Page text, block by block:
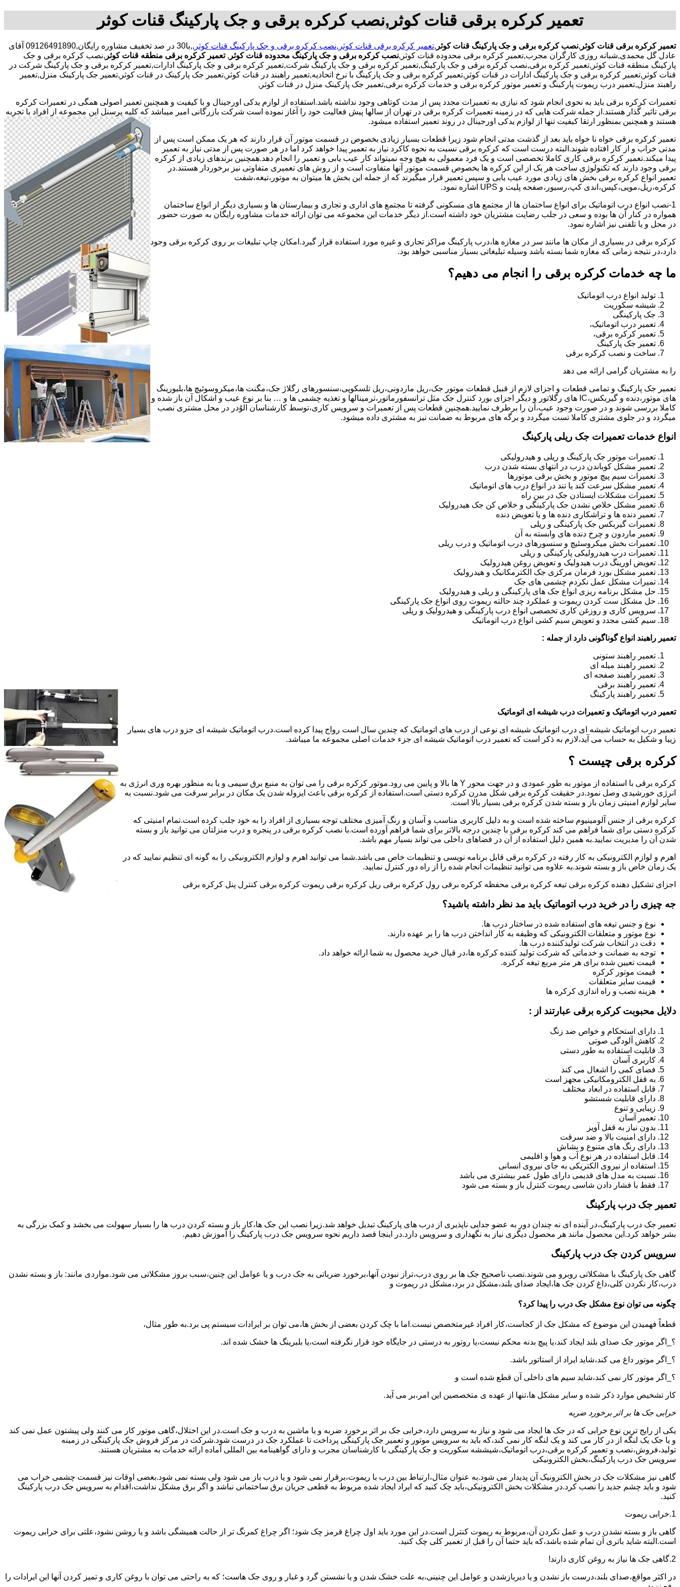
تعمیر کرکره برقی قنات کوثر,نصب کرکره برقی و جک پارکینگ قنات کوثر
تعمیر کرکره برقی قنات کوثر ,نصب کرکره برقی و جک پارکینگ قنات کوثر ,تعمیر کرکره برقی قنات کوثر ,نصب کرکره برقی و جک پارکینگ قنات کوثر
,,با30 در صد تخفیف مشاوره رایگان,09126491890 آقای
عادل گل محمدی,شبانه روزی کارگران مجرب,تعمیر کرکره برقی محدوده قنات کوثر,نصب کرکره برقی و جک پارکینگ محدوده قنات کوثر , تعمیر کرکره برقی منطقه قنات کوثر ,نصب کرکره برقی و جک
پارکینگ منطقه قنات کوثر,تعمیر کرکره برقی,نصب کرکره برقی و جک پارکینگ,تعمیر کرکره برقی و جک پارکینگ شرکت,تعمیر کرکره برقی و جک پارکینگ ادارات,تعمیر کرکره برقی و جک پارکینگ شرکت در
قنات کوثر,تعمیر کرکره برقی و جک پارکینگ ادارات در قنات کوثر,تعمیر کرکره برقی و جک پارکینگ با نرخ اتحادیه,تعمیر راهبند در قنات کوثر,تعمیر جک پارکینک در قنات کوثر,تعمیر جک پارکینک منزل,تعمیر
راهبند منزل,تعمیر درب ریموت پارکینگ و تعمیر موتور کرکره برقی و خدمات کرکره برقی,تعمیر جک پارکینک منزل در قنات کوثر,
تعمیرات کرکره برقی باید به نحوی انجام شود که نیازی به تعمیرات مجدد پس از مدت کوتاهی وجود نداشته باشد.استفاده از لوازم یدکی اورجینال و با کیفیت و همچنین تعمیر اصولی همگی در تعمیرات کرکره
برقی تاثیر گذار هستند.از جمله شرکت هایی که در زمینه تعمیرات کرکره برقی در تهران از سالها پیش فعالیت خود را آغاز نموده است شرکت بازرگانی امیر میباشد که کلیه پرسنل این مجموعه از افراد با تجربه
هستند و همچنین بمنظور ارتقا کیفیت تنها از لوازم یدکی اورجینال در روند تعمیر استفاده میشود.
تعمیر کرکره برقی خواه نا خواه باید بعد از گذشت مدتی انجام شود زیرا قطعات بسیار زیادی بخصوص در قسمت موتور آن قرار دارند که هر یک ممکن است پس از
مدتی خراب و از کار افتاده شوند.البته درست است که کرکره برقی نسبت به نحوه کاکرد نیاز به تعمیر پیدا خواهد کرد اما در هر صورت پس از مدتی نیاز به تعمیر
پیدا میکند.تعمیر کرکره برقی کاری کاملا تخصصی است و یک فرد معمولی به هیچ وجه نمیتواند کار عیب یابی و تعمیر را انجام دهد.همچنین برندهای زیادی از کرکره
برقی وجود دارند که تکنولوژی ساخت هر یک از این کرکره ها بخصوص قسمت موتور آنها متفاوت است و از روش های تعمیری متفاوتی نیز برخوردار هستند.در
تعمیر انواع کرکره برقی بخش های زیادی مورد عیب یابی و سپس تعمیر قرار میگیرند که از جمله این بخش ها میتوان به موتور،تیغه،شفت
کرکره،ریل،مویی،کپس،اندی کپ،رسیور،صفحه پلیت و UPS اشاره نمود.
1-نصب انواع درب اتوماتیک برای انواع ساختمان ها از مجتمع های مسکونی گرفته تا مجتمع های اداری و تجاری و بیمارستان ها و بسیاری دیگر از انواع ساختمان
همواره در کنار آن ها بوده و سعی در جلب رضایت مشتریان خود داشته است.از دیگر خدمات این مجموعه می توان ارائه خدمات مشاوره رایگان به صورت حضور
در محل و یا تلفنی نیز اشاره نمود.
کرکره برقی در بسیاری از مکان ها مانند سر در مغازه ها،درب پارکینگ مراکز تجاری و غیره مورد استفاده قرار گیرد.امکان چاپ تبلیغات بر روی کرکره برقی وجود
دارد،در نتیجه زمانی که مغازه شما بسته باشد وسیله تبلیغاتی بسیار مناسبی خواهد بود.
ما چه خدمات کرکره برقی را انجام می دهیم؟
تولید انواع درب اتوماتیک
شیشه سکوریت
جک پارکینگی
تعمیر درب اتوماتیک،
تعمیر کرکره برقی،
تعمیر جک پارکینگ
ساخت و نصب کرکره برقی
را به مشتریان گرامی ارائه می دهد
تعمیر جک پارکینگ و تمامی قطعات و اجزای لازم از قبیل قطعات موتور جک،ریل ماردونی،ریل تلسکوپی،سنسورهای رگلاژ جک،مگنت ها،میکروسوئیچ ها،بلبورینگ
های موتور،دنده و گیربکس،IC های رگلاتور و دیگر اجزای بورد کنترل جک مثل ترانسفورماتور،ترمینالها و تغذیه چشمی ها و … بنا بر نوع عیب و اشکال آن باز شده و
کاملا بررسی شوند و در صورت وجود عیب،آن را برطرف نمایید.همچنین قطعات پس از تعمیرات و سرویس کاری،توسط کارشناسان الوُدر در محل مشتری نصب
میگردد و در جلوی مشتری کاملا تست میگردد و برگه های مربوط به ضمانت نیز به مشتری داده میشود.
انواع خدمات تعمیرات جک ریلی پارکینگ
تعمیرات موتور جک پارکینگ و ریلی و هیدرولیکی
تعمیر مشکل کوباندن درب در انتهای بسته شدن درب
تعمیرات سیم پیچ موتور و بخش برقی موتورها
تعمیر مشکل سرعت کند یا تند در انواع درب های اتوماتیک
تعمیرات مشکلات ایستادن جک در بین راه
تعمیر مشکل خلاص نشدن جک پارکینگی و خلاص کن جک هیدرولیک
تعمیر دنده ها و تراشکاری دنده ها و یا تعویض دنده
تعمیرات گیربکس جک پارکینگی و ریلی
تعمیر ماردون و چرخ دنده های وابسته به آن
تعمیرات بخش میکروسئیچ و سنسورهای درب اتوماتیک و درب ریلی
تعمیرات درب هیدرولیکی پارکینگی و ریلی
تعویض اورینگ درب هیدولیک و تعویض روغن هیدرولیک
تعمیر مشکل بورد فرمان مرکزی جک الکترمکانیک و هیدرولیک
تمیرات مشکل عمل نکردم چشمی های جک
حل مشکل برنامه ریزی انواع جک های پارکینگی و ریلی و هیدرولیک
حل مشکل ست کردن ریموت و عملکرد چند حالته ریموت روی انواع جک پارکینگی
سرویس کاری و روزغن کاری تخصصی انواع درب پارکینگی و هیدرولیک و ریلی
سیم کشی مجدد و تعویض سیم کشی انواع درب اتوماتیک
تعمیر راهبند انواع گوناگونی دارد از جمله :
تعمیر راهبند ستونی
تعمیر راهبند میله ای
تعمیر راهبند صفحه ای
تعمیر راهبند برقی
تعمیر راهبند پارکینگ
تعمیر درب اتوماتیک و تعمیرات درب شیشه ای اتوماتیک
تعمیر درب اتوماتیک شیشه ای درب اتوماتیک شیشه ای نوعی از درب های اتوماتیک که چندین سال است رواج پیدا کرده است.درب اتوماتیک شیشه ای جزو درب های بسیار
زیبا و شکیل به حساب می آید،لازم به ذکر است که تعمیر درب اتوماتیک شیشه ای جزء خدمات اصلی مجموعه ما میباشد.
کرکره برقی چیست ؟
کرکره برقی با استفاده از موتور به طور عمودی و در جهت محور Y ها بالا و پایین می رود.موتور کرکره برقی را می توان به منبع برق سیمی و یا به منظور بهره وری انرژی به
انرژی خورشیدی وصل نمود.در حقیقت کرکره برقی شکل مدرن کرکره دستی است.استفاده از کرکره برقی باعث ایزوله شدن یک مکان در برابر سرقت می شود.نسبت به
سایر لوازم امنیتی زمان باز و بسته شدن کرکره برقی بسیار بالا است.
کرکره برقی از جنس آلومینیوم ساخته شده است و به دلیل کاربری مناسب و آسان و رنگ آمیزی مختلف توجه بسیاری از افراد را به خود جلب کرده است.تمام امنیتی که
کرکره دستی برای شما فراهم می کند کرکره برقی با چندین درجه بالاتر برای شما فراهم آورده است.با نصب کرکره برقی در پنجره و درب منزلتان می توانید باز و بسته
شدن آن را مدیریت نمایید.به همین دلیل استفاده از آن در فضاهای داخلی می تواند بسیار مهم باشد.
اهرم و لوازم الکترونیکی به کار رفته در کرکره برقی قابل برنامه نویسی و تنظیمات خاص می باشد.شما می توانید اهرم و لوازم الکترونیکی را به گونه ای تنظیم نمایید که در
یک زمان خاص باز و بسته شوند.به علاوه می توانید تنظیمات انجام شده را از راه دور کنترل نمایید.
اجزای تشکیل دهنده کرکره برقی تیغه کرکره برقی محفظه کرکره برقی رول کرکره برقی ریل کرکره برقی ریموت کرکره برقی کنترل پنل کرکره برقی
جه چیزی را در خرید درب اتوماتیک باید مد نظر داشته باشید؟
نوع و جنس تیغه های استفاده شده در ساختار درب ها.
نوع موتور و متعلقات الکترونیکی که وظیفه به کار انداختن درب ها را بر عهده دارند.
دقت در انتخاب شرکت تولیدکننده درب ها.
توجه به ضمانت و خدماتی که شرکت تولید کننده کرکره ها،در قبال خرید محصول به شما ارائه خواهد داد.
قیمت تعیین شده برای هر متر مربع تیغه کرکره.
قیمت موتور کرکره
قیمت سایر متعلقات
هزینه نصب و راه اندازی کرکره ها
دلایل محبوبت کرکره برقی عبارتند از :
دارای استحکام و خواص ضد زنگ
کاهش آلودگی صوتی
قابلیت استفاده به طور دستی
کاربری آسان
فضای کمی را اشغال می کند
به قفل الکترومکانیکی مجهز است
قابل استفاده در ابعاد مختلف
دارای قابلیت شستشو
زیبایی و تنوع
تعمیر آسان
بدون نیاز به قفل آویز
دارای امنیت بالا و ضد سرقت
دارای رنگ های متنوع و بشاش
قابل استفاده در هر نوع آب و هوا و اقلیمی
استفاده از نیروی الکتریکی به جای نیروی انسانی
نسبت به مدل های قدیمی دارای طول عمر بیشتری می باشد
فقط با فشار دادن شاسی ریموت کنترل باز و بسته می شود
تعمیر جک درب پارکینگ
تعمیر جک درب پارکینگ،در آینده ای نه چندان دور به عضو جدایی ناپذیری از درب های پارکینگ تبدیل خواهد شد.زیرا نصب این جک ها،کار باز و بسته کردن درب ها را بسیار سهولت می بخشد و کمک بزرگی به
بشر خواهد کرد.این محصول مانند هر محصول دیگری نیاز به نگهداری و سرویس دارد.در اینجا قصد داریم نحوه سرویس جک درب پارکینگ را آموزش دهیم.
سرویس کردن جک درب پارکینگ
گاهی جک پارکینگ با مشکلاتی روبرو می شوند.نصب ناصحیح جک ها بر روی درب،تراز نبودن آنها،برخورد ضرباتی به جک درب و یا عوامل این چنین،سبب بروز مشکلاتی می شود.مواردی مانند: باز و بسته نشدن
درب،کار نکردن کلی،داغ کردن جک ها،ایجاد صدای بلند،مشکل در برد،مشکل در ریموت و
چگونه می توان نوع مشکل جک درب را پیدا کرد؟
قطعاً فهمیدن این موضوع که مشکل جک از کجاست،کار افراد غیرمتخصص نیست.اما با چک کردن بعضی از بخش ها،می توان بر ایرادات سیستم پی برد.به طور مثال،
؟_اگر موتور جک صدای بلند ایجاد کند،یا پیچ بدنه محکم نیست،یا روتور به درستی در جایگاه خود قرار نگرفته است،یا بلبرینگ ها خشک شده اند.
؟_اگر موتور داغ می کند،شاید ایراد از استاتور باشد.
؟_اگر موتور کار نمی کند،شاید سیم های داخلی آن قطع شده است و
کار تشخیص موارد ذکر شده و سایر مشکل ها،تنها از عهده ی متخصصین این امر،بر می آید.
خرابی جک ها بر اثر برخورد ضربه
یکی از رایج ترین نوع خرابی که در جک ها ایجاد می شود و نیاز به سرویس دارد،خرابی جک بر اثر برخورد ضربه و یا ماشین به درب و جک است.در این اختلال،گاهی موتور کار می کنند ولی پیشتون عمل نمی کند
و یا جک یک لنگه از در کار می کند و یک لنگه کار نمی کند،که باید به سرویس موتور و تعمیر جک پارکینگی پرداخت تا عملکرد جک در درست شود.شرکت در مرکز فروش جک پارکینگی در زمینه
تولید،فروش،نصب و تعمیر کرکره برقی،درب اتوماتیک،شیششه سکوریت و جک پارکینگی با کارشناسان مجرب و دارای گواهینامه بین المللی آماده ارائه خدمات به مشتریان هستند.
سرویس جک درب پارکینگ،بخش الکترونیکی
گاهی نیز مشکلات جک در بخش الکترونیک آن پدیدار می شود.به عنوان مثال،ارتباط بین درب با ریموت،برقرار نمی شود و یا درب باز می شود ولی بسته نمی شود.بعضی اوقات نیز قسمت چشمی خراب می
شود و باید چشم جدید را نصب کرد.در مشکلات بخش الکترونیکی،باید چک کنید که ایراد ایجاد شده مربوط به قطعی جریان برق ساختمانی نباشد و اگر برق مشکل نداشت،اقدام به سرویس جک درب پارکینگ
کنید.
1.خرابی ریموت
گاهی باز و بسته نشدن درب و عمل نکردن آن،مربوط به ریموت کنترل است.در این مورد باید اول چراغ قرمز چک شود؛ اگر چراغ کمرنگ تر از حالت همیشگی باشد و یا روشن نشود،علتی برای خرابی ریموت
است.البته شاید باتری آن تمام شده باشد،که باید حتما آن را قبل از تعمیر کلی چک کنید.
2.گاهی جک ها نیاز به روغن کاری دارند!
در اکثر مواقع،صدای بلند،درست باز نشدن و یا دیربازشدن و عوامل این چنینی،به علت خشک شدن و یا نشستن گرد و غبار و روی جک هاست؛ که به راحتی می توان با روغن کاری و تمیز کردن آنها این ایرادات را